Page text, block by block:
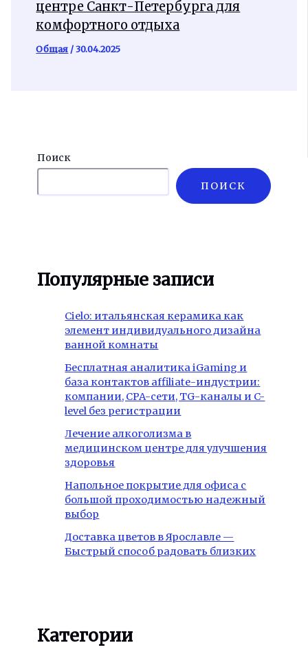
центре Санкт-Петербурга для
комфортного отдыха
Общая /30.04.2025
Поиск
ПОИСК
Популярные записи
Cielo: итальянская керамика как
элемент индивидуального дизайна
ванной комнаты
Бесплатная аналитика iGaming и
база контактов affiliate-индустрии:
компании, CPA-сети, TG-каналы и C-
level без регистрации
Лечение алкоголизма в
медицинском центре для улучшения
здоровья
Напольное покрытие для офиса с
большой проходимостью надежный
выбор
Доставка цветов в Ярославле —
Быстрый способ радовать близких
Категории